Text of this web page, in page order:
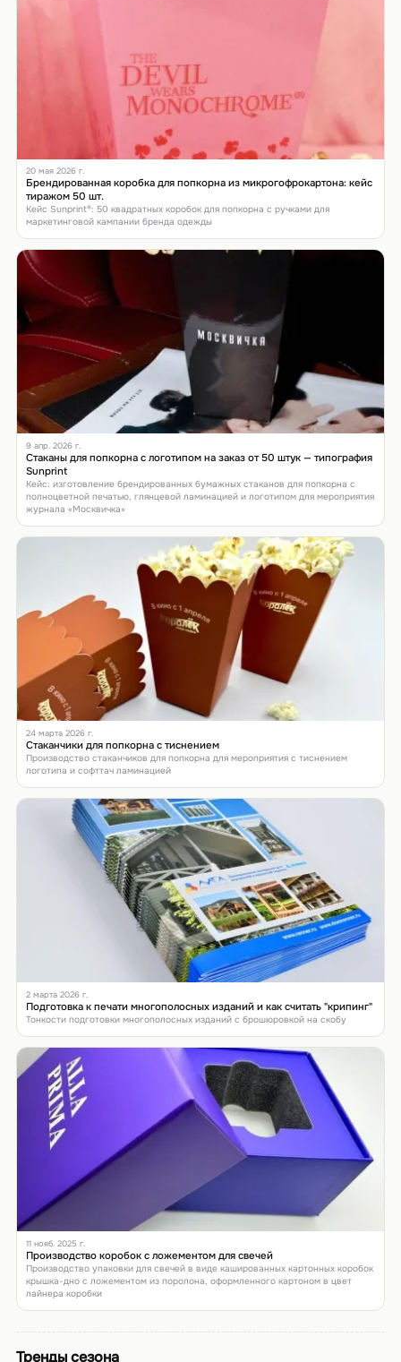
20 мая 2026 г.
Брендированная коробка для попкорна из микрогофрокартона: кейс
тиражом 50 шт.
Кейс Sunprint®: 50 квадратных коробок для попкорна с ручками для
маркетинговой кампании бренда одежды
9 апр. 2026 г.
Стаканы для попкорна с логотипом на заказ от 50 штук — типография
Sunprint
Кейс: изготовление брендированных бумажных стаканов для попкорна с
полноцветной печатью, глянцевой ламинацией и логотипом для мероприятия
журнала «Москвичка»
24 марта 2026 г.
Стаканчики для попкорна с тиснением
Производство стаканчиков для попкорна для мероприятия с тиснением
логотипа и софттач ламинацией
2 марта 2026 г.
Подготовка к печати многополосных изданий и как считать "крипинг"
Тонкости подготовки многополосных изданий с брошюровкой на скобу
11 нояб. 2025 г.
Производство коробок с ложементом для свечей
Производство упаковки для свечей в виде кашированных картонных коробок
крышка-дно с ложементом из поролона, оформленного картоном в цвет
лайнера коробки
Тренды сезона